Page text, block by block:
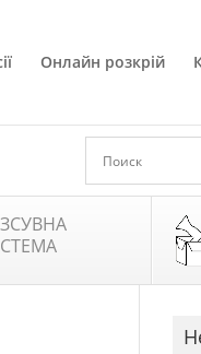
Онлайн розкрій